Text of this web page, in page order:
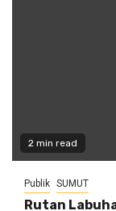
2 min read
Publik SUMUT
Rutan